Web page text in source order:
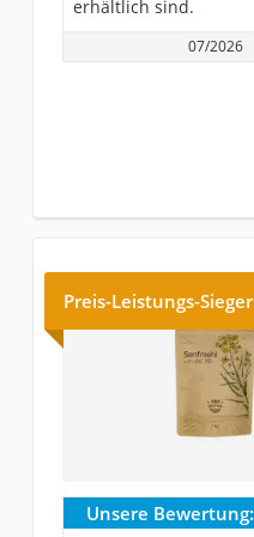
erhältlich sind.
07/2026
Preis-Leistungs-Sieger
Unsere Bewertung: